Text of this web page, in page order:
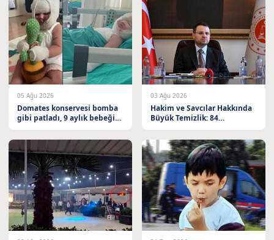
05 Ağu 2026
Domates konservesi bomba
gibi patladı, 9 aylık bebeğin
03 Ağu 2026
Hakim ve Savcılar Hakkında
Büyük Temizlik: 84